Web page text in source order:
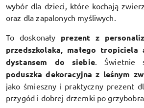
wybór dla dzieci, które kochają
oraz dla zapalonych myśliwych.
To doskonały prezent z
przedszkolaka, małego
dystansem do siebie. Świetnie
poduszka dekoracyjna z leśnym
jako śmieszny i praktyczny prezent
przygód i dobrej drzemki po